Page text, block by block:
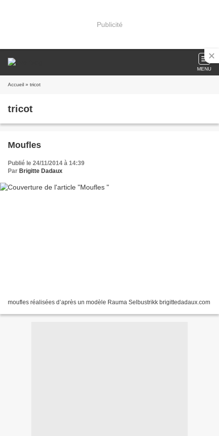
Publicité
MENU
Accueil » tricot
tricot
Moufles
Publié le 24/11/2014 à 14:39
Par Brigitte Dadaux
moufles réalisées d’après un modèle Rauma Selbustrikk brigittedadaux.com